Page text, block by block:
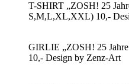
T-SHIRT „ZOSH! 25
S,M,L,XL,XXL) 10,-
GIRLIE „ZOSH! 25
10,- Design by Zenz-Art